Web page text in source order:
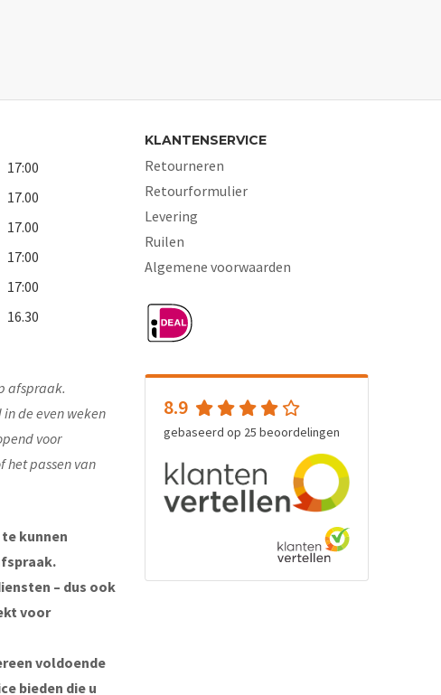
17:00
17.00
17.00
17:00
17:00
16.30
afspraak.
de even weken
voor
het passen van
kunnen
– dus ook
voor
voldoende
bieden die u
KLANTENSERVICE
Retourneren
Retourformulier
Levering
Ruilen
Algemene voorwaarden
8.9
gebaseerd op 25 beoordelingen